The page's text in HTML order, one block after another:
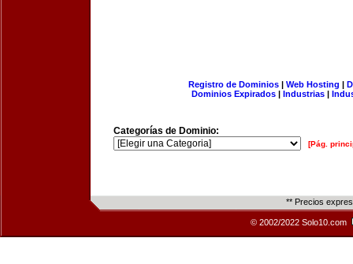
Registro de Dominios| Web Hosting |
Dominios Expirados | Industrias |
Categorías de Dominio:
[Pág.
** Precios
© 2002/2022 Solo10.com